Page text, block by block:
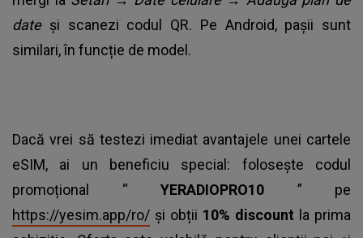
date și scanezi codul QR. Pe Android, pașii sunt
similari, în funcție de model.
Dacă vrei să testezi imediat avantajele unei cartele
eSIM, ai un beneficiu special: folosește codul
promoțional “ YERADIOPRO10 ” pe
https://yesim.app/ro/ și obții 10% discount la prima